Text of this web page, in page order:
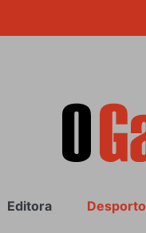
Rodapé Desporto
Editora